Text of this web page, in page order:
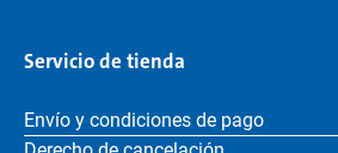
Servicio de tienda
Envío y condiciones de pago